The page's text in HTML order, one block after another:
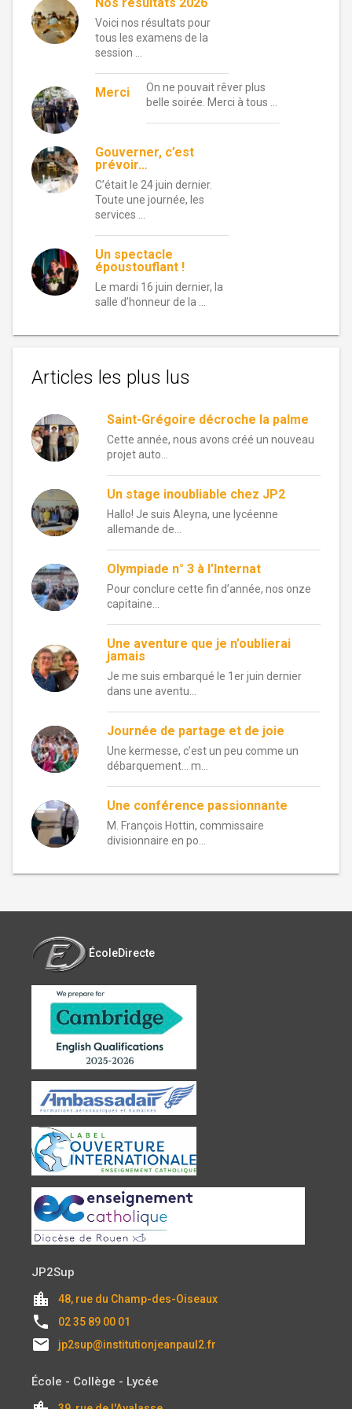
Voici nos résultats pour
tous les examens de la
session …
Merci
On ne pouvait rêver plus
belle soirée. Merci à tous …
Gouverner, c’est
prévoir…
C’était le 24 juin dernier.
Toute une journée, les
services …
Un spectacle
époustouflant !
Le mardi 16 juin dernier, la
salle d’honneur de la …
Articles les plus lus
Saint-Grégoire décroche la palme
Cette année, nous avons créé un nouveau
projet auto...
Un stage inoubliable chez JP2
Hallo! Je suis Aleyna, une lycéenne
allemande de...
Olympiade n° 3 à l’Internat
Pour conclure cette fin d’année, nos onze
capitaine...
Une aventure que je n’oublierai
jamais
Je me suis embarqué le 1er juin dernier
dans une aventu...
Journée de partage et de joie
Une kermesse, c’est un peu comme un
débarquement… m...
Une conférence passionnante
M. François Hottin, commissaire
divisionnaire en po...
ÉcoleDirecte
JP2Sup
location_city 48, rue du Champ-des-Oiseaux
local_phone 02 35 89 00 01
email jp2sup@institutionjeanpaul2.fr
École - Collège - Lycée